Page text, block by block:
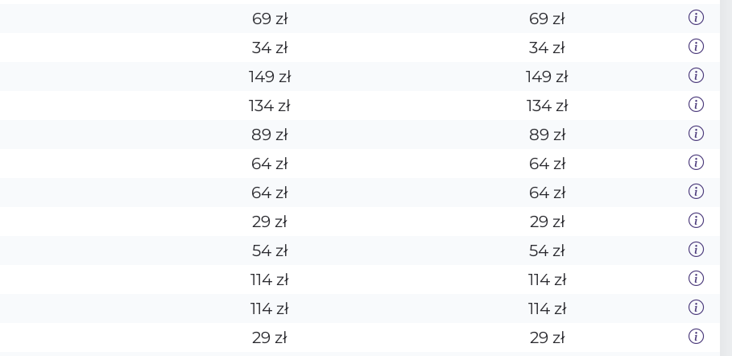
69 zł
69 zł
34 zł
34 zł
149 zł
149 zł
134 zł
134 zł
89 zł
89 zł
64 zł
64 zł
64 zł
64 zł
29 zł
29 zł
54 zł
54 zł
114 zł
114 zł
114 zł
114 zł
29 zł
29 zł